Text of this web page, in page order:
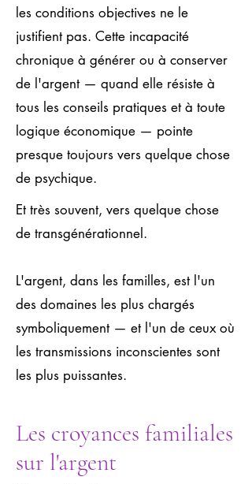
les conditions objectives ne le
justifient pas. Cette incapacité
chronique à générer ou à conserver
de l'argent — quand elle résiste à
tous les conseils pratiques et à toute
logique économique — pointe
presque toujours vers quelque chose
de psychique.
Et très souvent, vers quelque chose
de transgénérationnel.
L'argent, dans les familles, est l'un
des domaines les plus chargés
symboliquement — et l'un de ceux où
les transmissions inconscientes sont
les plus puissantes.
Les croyances familiales
sur l'argent